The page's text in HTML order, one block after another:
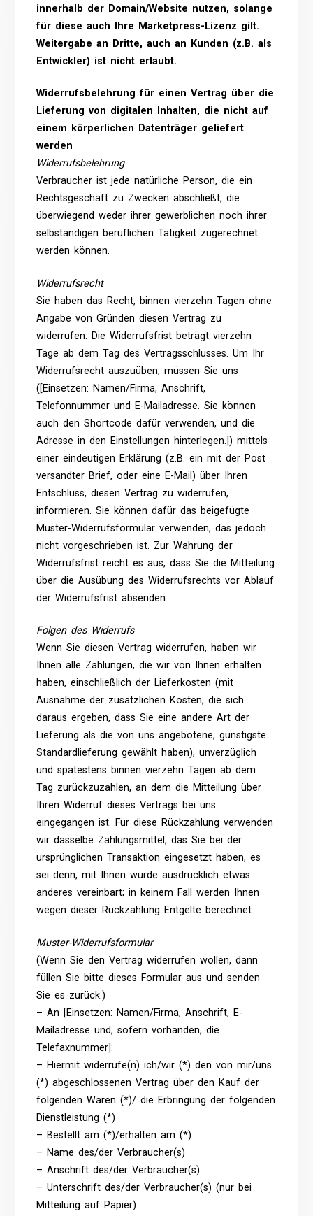
innerhalb der Domain/Website nutzen, solange
für diese auch Ihre Marketpress-Lizenz gilt.
Weitergabe an Dritte, auch an Kunden (z.B. als
Entwickler) ist nicht erlaubt.
Widerrufsbelehrung für einen Vertrag über die
Lieferung von digitalen Inhalten, die nicht auf
einem körperlichen Datenträger geliefert
werden
Widerrufsbelehrung
Verbraucher ist jede natürliche Person, die ein
Rechtsgeschäft zu Zwecken abschließt, die
überwiegend weder ihrer gewerblichen noch ihrer
selbständigen beruflichen Tätigkeit zugerechnet
werden können.
Widerrufsrecht
Sie haben das Recht, binnen vierzehn Tagen ohne
Angabe von Gründen diesen Vertrag zu
widerrufen. Die Widerrufsfrist beträgt vierzehn
Tage ab dem Tag des Vertragsschlusses. Um Ihr
Widerrufsrecht auszuüben, müssen Sie uns
([Einsetzen: Namen/Firma, Anschrift,
Telefonnummer und E-Mailadresse. Sie können
auch den Shortcode dafür verwenden, und die
Adresse in den Einstellungen hinterlegen.]) mittels
einer eindeutigen Erklärung (z.B. ein mit der Post
versandter Brief, oder eine E-Mail) über Ihren
Entschluss, diesen Vertrag zu widerrufen,
informieren. Sie können dafür das beigefügte
Muster-Widerrufsformular verwenden, das jedoch
nicht vorgeschrieben ist. Zur Wahrung der
Widerrufsfrist reicht es aus, dass Sie die Mitteilung
über die Ausübung des Widerrufsrechts vor Ablauf
der Widerrufsfrist absenden.
Folgen des Widerrufs
Wenn Sie diesen Vertrag widerrufen, haben wir
Ihnen alle Zahlungen, die wir von Ihnen erhalten
haben, einschließlich der Lieferkosten (mit
Ausnahme der zusätzlichen Kosten, die sich
daraus ergeben, dass Sie eine andere Art der
Lieferung als die von uns angebotene, günstigste
Standardlieferung gewählt haben), unverzüglich
und spätestens binnen vierzehn Tagen ab dem
Tag zurückzuzahlen, an dem die Mitteilung über
Ihren Widerruf dieses Vertrags bei uns
eingegangen ist. Für diese Rückzahlung verwenden
wir dasselbe Zahlungsmittel, das Sie bei der
ursprünglichen Transaktion eingesetzt haben, es
sei denn, mit Ihnen wurde ausdrücklich etwas
anderes vereinbart; in keinem Fall werden Ihnen
wegen dieser Rückzahlung Entgelte berechnet.
Muster-Widerrufsformular
(Wenn Sie den Vertrag widerrufen wollen, dann
füllen Sie bitte dieses Formular aus und senden
Sie es zurück.)
– An [Einsetzen: Namen/Firma, Anschrift, E-
Mailadresse und, sofern vorhanden, die
Telefaxnummer]:
– Hiermit widerrufe(n) ich/wir (*) den von mir/uns
(*) abgeschlossenen Vertrag über den Kauf der
folgenden Waren (*)/ die Erbringung der folgenden
Dienstleistung (*)
– Bestellt am (*)/erhalten am (*)
– Name des/der Verbraucher(s)
– Anschrift des/der Verbraucher(s)
– Unterschrift des/der Verbraucher(s) (nur bei
Mitteilung auf Papier)